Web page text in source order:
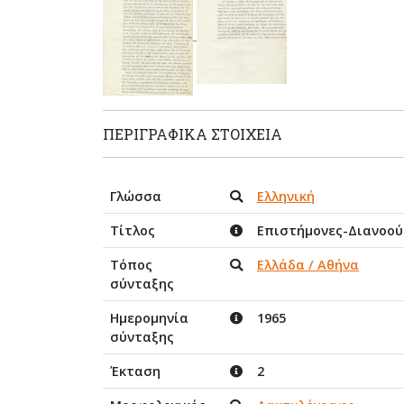
ΠΕΡΙΓΡΑΦΙΚΆ ΣΤΟΙΧΕΊΑ
Γλώσσα
Ελληνική
Τίτλος
Επιστήμονες-
Τόπος
σύνταξης
Ελλάδα / Αθήνα
Ημερομηνία
σύνταξης
1965
Έκταση
2